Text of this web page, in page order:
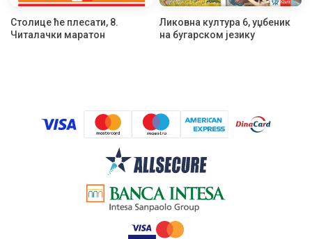
Столице ће плесати, 8.
Читалачки маратон
Ликовна култура 6, уџбеник
на бугарском језику